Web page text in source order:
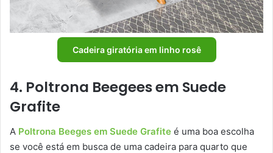
Cadeira giratória em linho rosê
4. Poltrona Beegees em Suede
Grafite
A Poltrona Beeges em Suede Grafite é uma boa escolha
se você está em busca de uma cadeira para quarto que